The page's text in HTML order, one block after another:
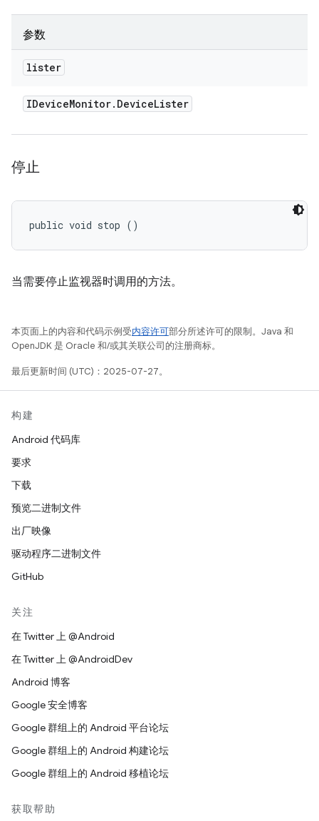
参数
lister
IDeviceMonitor. DeviceLister
停止
public void stop ()
当需要停止监视器时调用的方法。
本页面上的内容和代码示例受内容许可部分所述许可的限制。Java 和
OpenJDK 是 Oracle 和/或其关联公司的注册商标。
最后更新时间 (UTC)：2025-07-27。
构建
Android 代码库
要求
下载
预览二进制文件
出厂映像
驱动程序二进制文件
GitHub
关注
在 Twitter 上 @Android
在 Twitter 上 @AndroidDev
Android 博客
Google 安全博客
Google 群组上的 Android 平台论坛
Google 群组上的 Android 构建论坛
Google 群组上的 Android 移植论坛
获取帮助